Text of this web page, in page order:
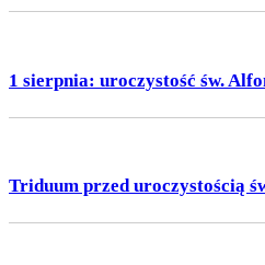
1 sierpnia: uroczystość św.
Triduum przed uroczystością